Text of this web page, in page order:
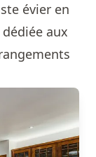
évier en
aux